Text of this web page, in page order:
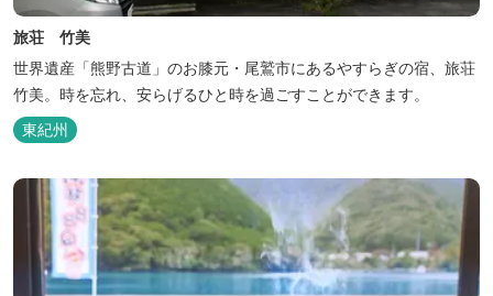
旅荘 竹美
世界遺産「熊野古道」のお膝元・尾鷲市にあるやすらぎの宿、旅荘
竹美。時を忘れ、安らげるひと時を過ごすことができます。
東紀州